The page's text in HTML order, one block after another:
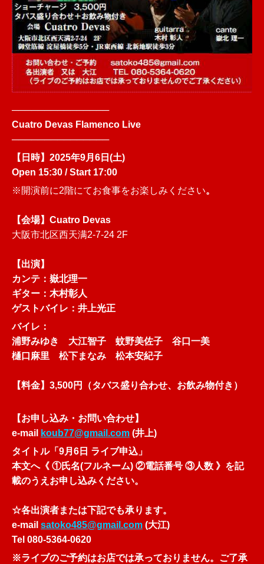
───────────────
Cuatro Devas Flamenco Live
───────────────
【日時】2025年9月6日(土)
Open 15:30 / Start 17:00
※開演前に2階にてお食事をお楽しみください。
【会場】Cuatro Devas
大阪市北区西天满2-7-24 2F
【出演】
カンテ：嶽北理一
ギター：木村彰人
ゲストバイレ：井上光正
バイレ：
浦野みゆき 大江智子 蚊野美佐子 谷口一美
樋口麻里 松下まなみ 松本安紀子
【料金】3,500円（タバス盛り合わせ、お飲み物付き）
【お申し込み・お問い合わせ】
e-mail
koub77@gmail.com (井上)
タイトル「9月6日 ライブ申込」
本文へ《 ①氏名(フルネーム) ②電話番号 ③人数 》を記
載のうえお申し込みください。
☆各出演者または下記でも承ります。
e-mail satoko485@gmail.com (大江)
Tel 080-5364-0620
※ライブのご予約はお店では承っておりません。ご了承